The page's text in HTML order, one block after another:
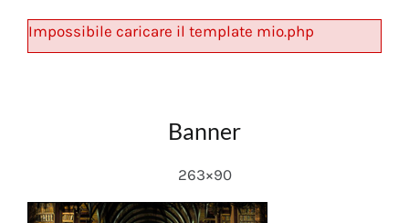
Impossibile caricare il template mio.php
Banner
263×90